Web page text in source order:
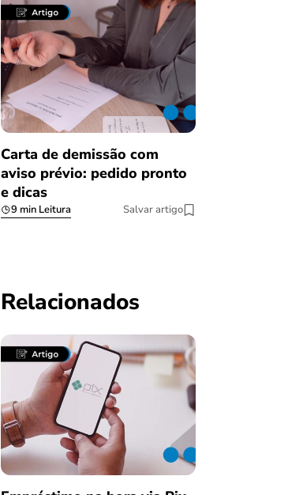
Carta de demissão com
aviso prévio: pedido pronto
e dicas
9 min Leitura Salvar artigo
Relacionados